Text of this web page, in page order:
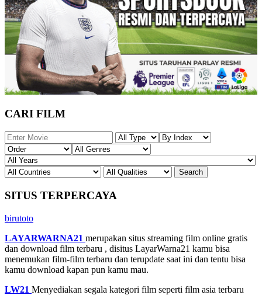
CARI FILM
SITUS TERPERCAYA
birutoto
LAYARWARNA21 merupakan situs streaming film online gratis
dan download film terbaru , disitus LayarWarna21 kamu bisa
menemukan film-film terbaru dan terupdate saat ini dan tentu bisa
kamu download kapan pun kamu mau.
LW21 Menyediakan segala kategori film seperti film asia terbaru